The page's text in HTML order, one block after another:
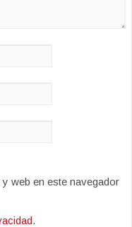
web en este navegador
.